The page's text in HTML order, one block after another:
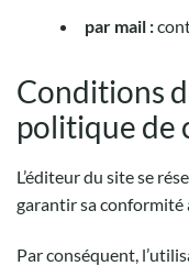
par mail :
Conditions
politique de
L’éditeur du site se
garantir sa conformité
Par conséquent,